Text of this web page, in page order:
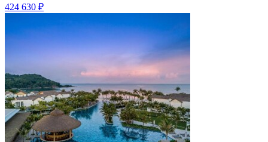
424 630 ₽